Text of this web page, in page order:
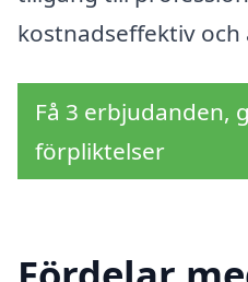
kostnadseffektiv och
Få 3 erbjudanden,
förpliktelser